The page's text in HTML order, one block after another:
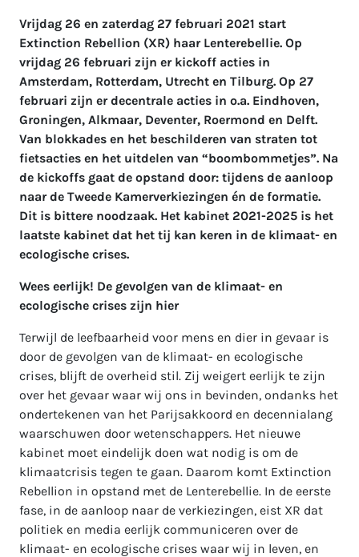
Vrijdag 26 en zaterdag 27 februari 2021 start
Extinction Rebellion (XR) haar Lenterebellie. Op
vrijdag 26 februari zijn er kickoff acties in
Amsterdam, Rotterdam, Utrecht en Tilburg. Op 27
februari zijn er decentrale acties in o.a. Eindhoven,
Groningen, Alkmaar, Deventer, Roermond en Delft.
Van blokkades en het beschilderen van straten tot
fietsacties en het uitdelen van “boombommetjes”. Na
de kickoffs gaat de opstand door: tijdens de aanloop
naar de Tweede Kamerverkiezingen én de formatie.
Dit is bittere noodzaak. Het kabinet 2021-2025 is het
laatste kabinet dat het tij kan keren in de klimaat- en
ecologische crises.
Wees eerlijk! De gevolgen van de klimaat- en
ecologische crises zijn hier
Terwijl de leefbaarheid voor mens en dier in gevaar is
door de gevolgen van de klimaat- en ecologische
crises, blijft de overheid stil. Zij weigert eerlijk te zijn
over het gevaar waar wij ons in bevinden, ondanks het
ondertekenen van het Parijsakkoord en decennialang
waarschuwen door wetenschappers. Het nieuwe
kabinet moet eindelijk doen wat nodig is om de
klimaatcrisis tegen te gaan. Daarom komt Extinction
Rebellion in opstand met de Lenterebellie. In de eerste
fase, in de aanloop naar de verkiezingen, eist XR dat
politiek en media eerlijk communiceren over de
klimaat- en ecologische crises waar wij in leven, en